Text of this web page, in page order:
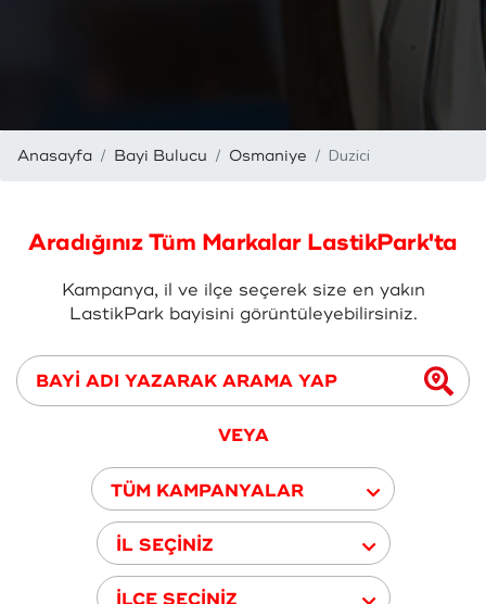
Anasayfa Bayi Bulucu Osmaniye Duzici
Aradığınız Tüm Markalar LastikPark'ta
Kampanya, il ve ilçe seçerek size en yakın
LastikPark bayisini görüntüleyebilirsiniz.
VEYA
TÜM KAMPANYALAR
İL SEÇİNİZ
İLÇE SEÇİNİZ